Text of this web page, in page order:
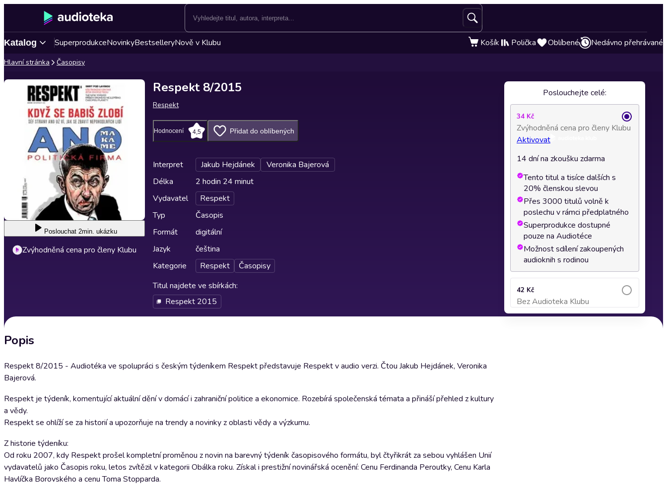
Katalog SuperprodukceNovinkyBestselleryNově v Klubu Košík Polička Oblíbené Nedávno přehrávané
Hlavní stránka Časopisy
Poslouchat 2min. ukázku
Zvýhodněná cena pro členy Klubu
Respekt 8/2015
Respekt
Hodnocení 4,5 Přidat do oblíbených
Interpret Jakub Hejdánek
Veronika Bajerová
Délka
2 hodin 24 minut
Vydavatel
Respekt
Typ
Časopis
Formát
digitální
Jazyk
čeština
Kategorie
Respekt
Časopisy
Titul najdete ve sbírkách:
Respekt 2015
Popis
Respekt 8/2015 - Audiotéka ve spolupráci s českým týdeníkem Respekt představuje Respekt v audio verzi. Čtou Jakub Hejdánek, Veronika
Bajerová.
Respekt je týdeník, komentující aktuální dění v domácí i zahraniční politice a ekonomice. Rozebírá společenská témata a přináší přehled z kultury
a vědy.
Respekt se ohlíží se za historií a upozorňuje na trendy a novinky z oblasti vědy a výzkumu.
Z historie týdeníku:
Od roku 2007, kdy Respekt prošel kompletní proměnou z novin na barevný týdeník časopisového formátu, byl čtyřikrát za sebou vyhlášen Unií
vydavatelů jako Časopis roku, letos zvítězil v kategorii Obálka roku. Získal i prestižní novinářská ocenění: Cenu Ferdinanda Peroutky, Cenu Karla
Havlíčka Borovského a cenu Toma Stopparda.
Poslouchejte celé:
34 Kč
Zvýhodněná cena pro členy Klubu
Aktivovat
14 dní na zkoušku zdarma
Tento titul a tisíce dalších s
20% členskou slevou
Přes 3000 titulů volně k
poslechu v rámci předplatného
Superprodukce dostupné
pouze na Audiotéce
Možnost sdílení zakoupených
audioknih s rodinou
42 Kč
Bez Audioteka Klubu
Přidat do košíku